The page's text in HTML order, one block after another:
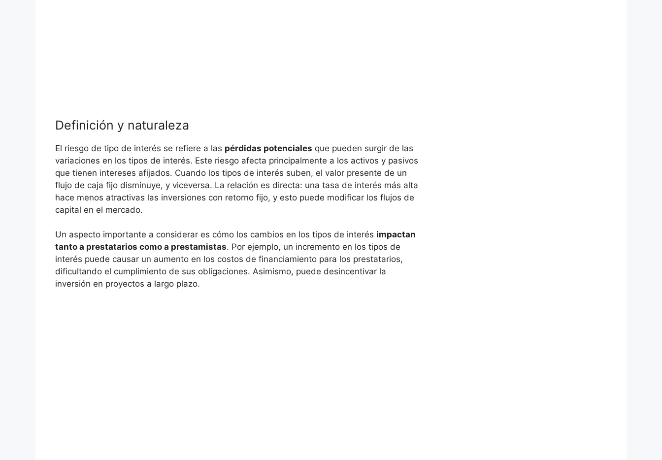
Definición y naturaleza
El⁢ riesgo de tipo ⁣de interés se refiere a⁤ las pérdidas potenciales que pueden surgir⁤ de las⁤
variaciones en los tipos de interés. Este riesgo afecta principalmente ⁤a los activos y‍ pasivos
que tienen intereses afijados. Cuando los tipos de⁢ interés‌ suben, el valor presente de un
flujo de⁤ caja fijo disminuye,‍ y viceversa. La relación es ⁣directa: una tasa⁤ de interés más ‍alta
⁣hace⁤ menos atractivas⁢ las inversiones con retorno ⁢fijo, y esto puede modificar los flujos ​de
capital en el mercado.
Un aspecto​ importante a considerar es cómo los cambios en los ​tipos de interés impactan‌
tanto a prestatarios como a ⁤prestamistas. Por ejemplo, un incremento⁢ en los ⁤tipos de‌
interés puede causar un ‌aumento ⁤en los‍ costos de financiamiento ​para ⁢los prestatarios,
dificultando el cumplimiento de​ sus ​obligaciones. Asimismo, puede ⁣desincentivar la
inversión en‌ proyectos a largo plazo.